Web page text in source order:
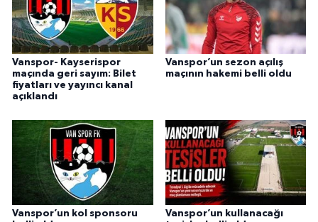
Vanspor- Kayserispor
maçında geri sayım: Bilet
fiyatları ve yayıncı kanal
açıklandı
Vanspor’un sezon açılış
maçının hakemi belli oldu
Vanspor’un kol sponsoru
Vanspor’un kullanacağı